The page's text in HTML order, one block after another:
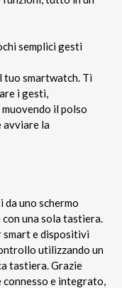
semplici gesti
smartwatch. Ti
i gesti,
il polso
avviare la
uno schermo
una sola tastiera.
e dispositivi
utilizzando un
tastiera. Grazie
connesso e integrato,